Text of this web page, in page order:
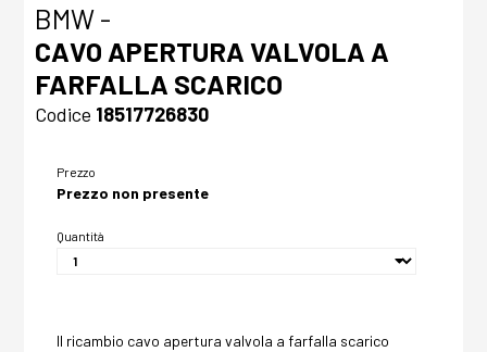
BMW -
CAVO APERTURA VALVOLA A
FARFALLA SCARICO
Codice 18517726830
Prezzo
Prezzo non presente
Quantità
Il ricambio cavo apertura valvola a farfalla scarico